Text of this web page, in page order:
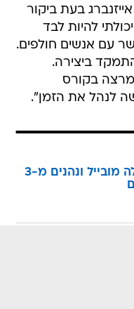
בעת ביקור
להיות לבד
עם אנשים חולפים.
ביצירה.
בקורס
לנהל את הזמן".
עוברים עכשיו לוואלה מובייל ונהנים מ-3